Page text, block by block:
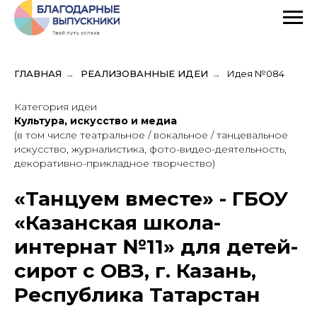
ГЛАВНАЯ → РЕАЛИЗОВАННЫЕ ИДЕИ → Идея №084
Категория идеи
Культура, искусство и медиа
(в том числе театральное / вокальное / танцевальное
искусство, журналистика, фото-видео-деятельность,
декоративно-прикладное творчество)
«Танцуем вместе» - ГБОУ
«Казанская школа-
интернат №11» для детей-
сирот с ОВЗ, г. Казань,
Республика Татарстан